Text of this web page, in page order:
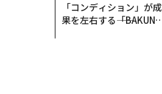
「コンディション」が成
果を左右する――「BAKUN